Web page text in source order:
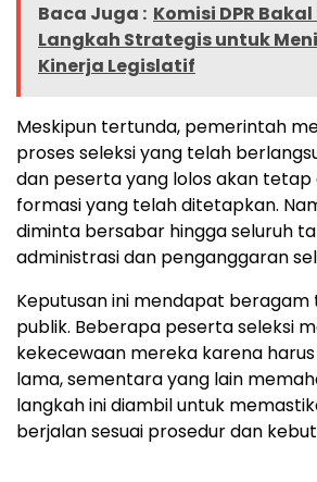
Baca Juga : Komisi DPR
Langkah Strategis untuk
Kinerja Legislatif
Meskipun tertunda, pemerintah
proses seleksi yang telah
dan peserta yang lolos akan tetap
formasi yang telah ditetapkan.
diminta bersabar hingga seluruh
administrasi dan penganggaran
Keputusan ini mendapat
publik. Beberapa peserta seleksi
kekecewaan mereka karena
lama, sementara yang lain
langkah ini diambil untuk
berjalan sesuai prosedur dan